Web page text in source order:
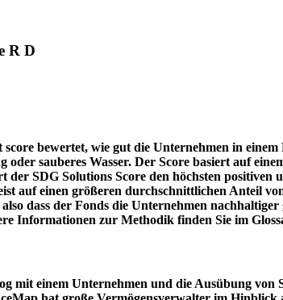
R D
score bewertet, wie gut die Unternehmen in
sauberes Wasser. Der Score basiert auf
der SDG Solutions Score den höchsten
auf einen größeren durchschnittlichen Anteil
dass der Fonds die Unternehmen
Informationen zur Methodik finden Sie im
mit einem Unternehmen und die Ausübung